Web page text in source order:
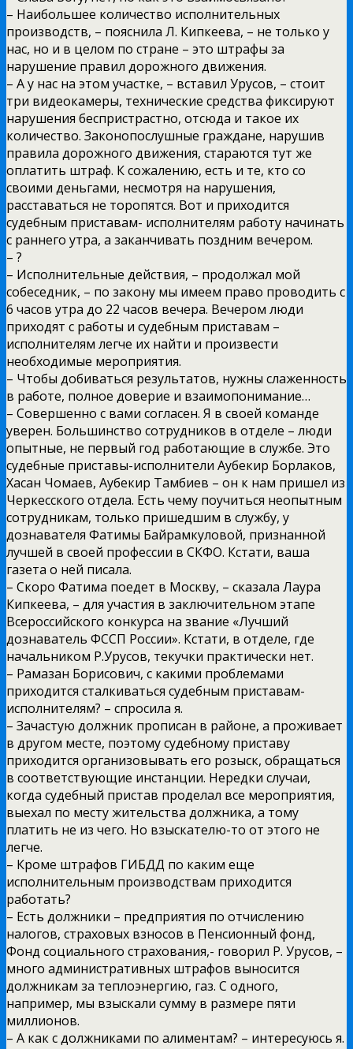
– Наибольшее количество исполнительных
производств, – пояснила Л. Кипкеева, – не только у
нас, но и в целом по стране – это штрафы за
нарушение правил дорожного движения.
– А у нас на этом участке, – вставил Урусов, – стоит
три видеокамеры, технические средства фиксируют
нарушения беспристрастно, отсюда и такое их
количество. Законопослушные граждане, нарушив
правила дорожного движения, стараются тут же
оплатить штраф. К сожалению, есть и те, кто со
своими деньгами, несмотря на нарушения,
расставаться не торопятся. Вот и приходится
судебным приставам- исполнителям работу начинать
с раннего утра, а заканчивать поздним вечером.
– ?
– Исполнительные действия, – продолжал мой
собеседник, – по закону мы имеем право проводить с
6 часов утра до 22 часов вечера. Вечером люди
приходят с работы и судебным приставам –
исполнителям легче их найти и произвести
необходимые мероприятия.
– Чтобы добиваться результатов, нужны слаженность
в работе, полное доверие и взаимопонимание…
– Совершенно с вами согласен. Я в своей команде
уверен. Большинство сотрудников в отделе – люди
опытные, не первый год работающие в службе. Это
судебные приставы-исполнители Аубекир Борлаков,
Хасан Чомаев, Аубекир Тамбиев – он к нам пришел из
Черкесского отдела. Есть чему поучиться неопытным
сотрудникам, только пришедшим в службу, у
дознавателя Фатимы Байрамкуловой, признанной
лучшей в своей профессии в СКФО. Кстати, ваша
газета о ней писала.
– Скоро Фатима поедет в Москву, – сказала Лаура
Кипкеева, – для участия в заключительном этапе
Всероссийского конкурса на звание «Лучший
дознаватель ФССП России». Кстати, в отделе, где
начальником Р.Урусов, текучки практически нет.
– Рамазан Борисович, с какими проблемами
приходится сталкиваться судебным приставам-
исполнителям? – спросила я.
– Зачастую должник прописан в районе, а проживает
в другом месте, поэтому судебному приставу
приходится организовывать его розыск, обращаться
в соответствующие инстанции. Нередки случаи,
когда судебный пристав проделал все мероприятия,
выехал по месту жительства должника, а тому
платить не из чего. Но взыскателю-то от этого не
легче.
– Кроме штрафов ГИБДД по каким еще
исполнительным производствам приходится
работать?
– Есть должники – предприятия по отчислению
налогов, страховых взносов в Пенсионный фонд,
Фонд социального страхования,- говорил Р. Урусов, –
много административных штрафов выносится
должникам за теплоэнергию, газ. С одного,
например, мы взыскали сумму в размере пяти
миллионов.
– А как с должниками по алиментам? – интересуюсь я.